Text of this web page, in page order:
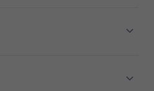
sisältävät arvonlisäveron ja